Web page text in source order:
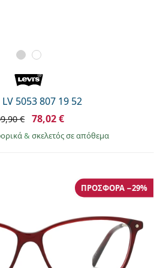
5053 807 19 52
€ 78,02 €
& σκελετός σε απόθεμα
ΠΡΟΣΦΟΡΆ −29%